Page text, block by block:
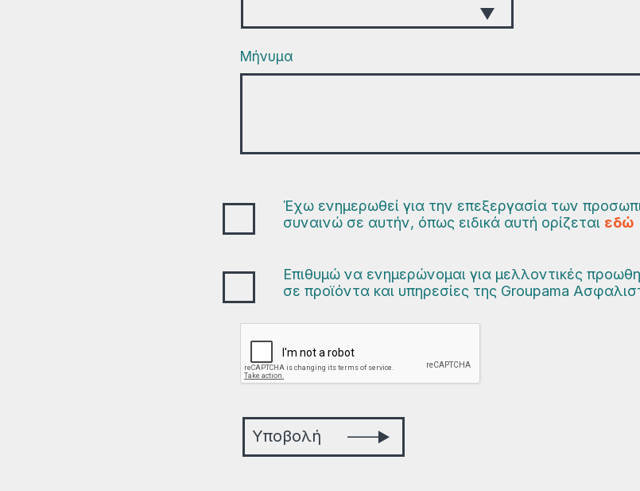
Μήνυμα
Έχω ενημερωθεί για την επεξεργασία των
συναινώ σε αυτήν, όπως ειδικά αυτή ορίζεται εδώ
Επιθυμώ να ενημερώνομαι για μελλοντικές
σε προϊόντα και υπηρεσίες της Groupama
Υποβολή